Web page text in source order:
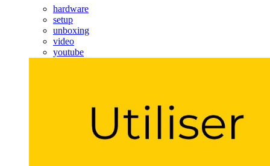
hardware
setup
unboxing
video
youtube